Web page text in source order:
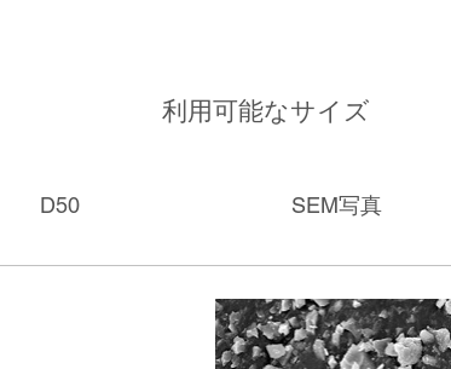
D50 SEM写真
利用可能なサイズ